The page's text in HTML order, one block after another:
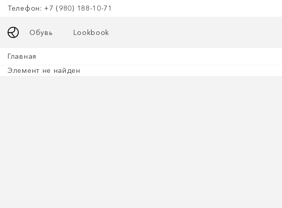
Телефон: +7 (980) 188-10-71
Обувь Lookbook
Главная
Элемент не найден